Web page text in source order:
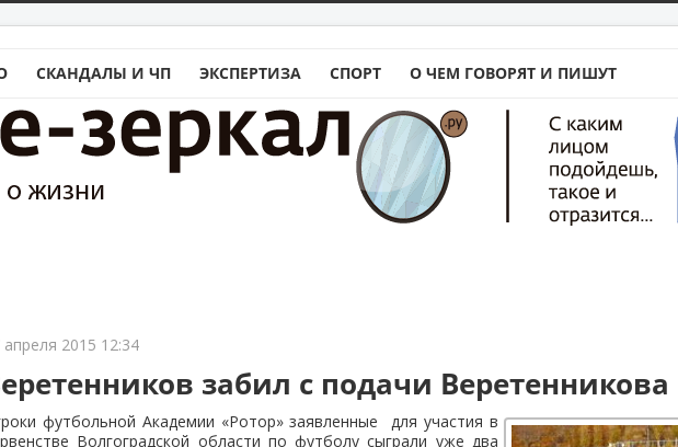
СКАНДАЛЫ И ЧП ЭКСПЕРТИЗА СПОРТ О ЧЕМ ГОВОРЯТ И ПИШУТ
апреля 2015 12:34
забил с подачи Веретенникова
футбольной Академии «Ротор» заявленные для участия в
Волгоградской области по футболу сыграли уже два